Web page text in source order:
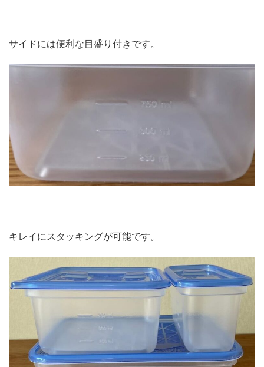
サイドには便利な目盛り付きです。
キレイにスタッキングが可能です。